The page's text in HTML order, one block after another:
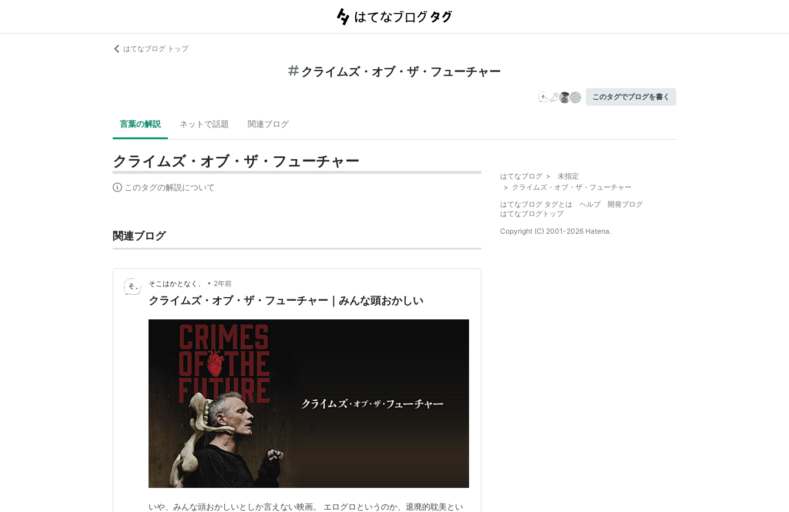
はてなブログ トップ
クライムズ・オブ・ザ・フューチャー
このタグでブログを書く
言葉の解説 ネットで話題 関連ブログ
クライムズ・オブ・ザ・フューチャー
このタグの解説について
関連ブログ
そこはかとなく、 • 2年前
クライムズ・オブ・ザ・フューチャー｜みんな頭おかしい
いや、みんな頭おかしいとしか言えない映画。 エログロというのか、退廃的耽美とい
はてなブログ >
未指定
> クライムズ・オブ・ザ・フューチャー
はてなブログ タグとは
ヘルプ
開発ブログ
はてなブログトップ
Copyright (C) 2001-2026 Hatena.